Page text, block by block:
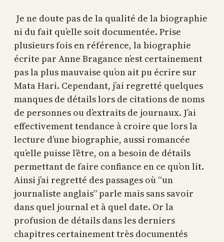
Je ne doute pas de la qualité de la biographie
ni du fait qu’elle soit documentée. Prise
plusieurs fois en référence, la biographie
écrite par Anne Bragance n’est certainement
pas la plus mauvaise qu’on ait pu écrire sur
Mata Hari. Cependant, j’ai regretté quelques
manques de détails lors de citations de noms
de personnes ou d’extraits de journaux. J’ai
effectivement tendance à croire que lors la
lecture d’une biographie, aussi romancée
qu’elle puisse l’être, on a besoin de détails
permettant de faire confiance en ce qu’on lit.
Ainsi j’ai regretté des passages où “un
journaliste anglais” parle mais sans savoir
dans quel journal et à quel date. Or la
profusion de détails dans les derniers
chapitres certainement très documentés